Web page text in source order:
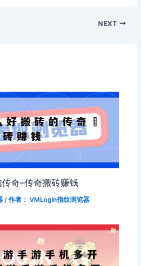
NEXT
奇–传奇搬砖赚钱
/ 作者： VMLogin指纹浏览器